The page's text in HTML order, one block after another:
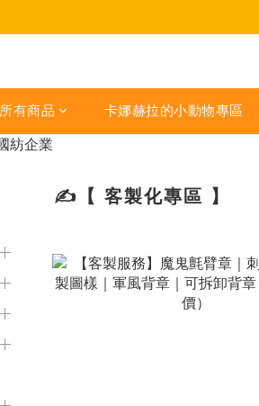
所有商品 卡娜赫拉的小動物專區
✍【 客製化專區 】